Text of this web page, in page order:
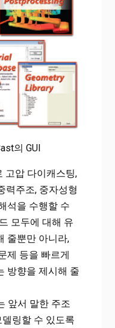
의 GUI
고압 다이캐스팅,
력주조, 중자성형
석을 수행할 수
모두에 대해 유
줄뿐만 아니라,
제 등을 빠르게
방향을 제시해 줄
앞서 말한 주조
링할 수 있도록